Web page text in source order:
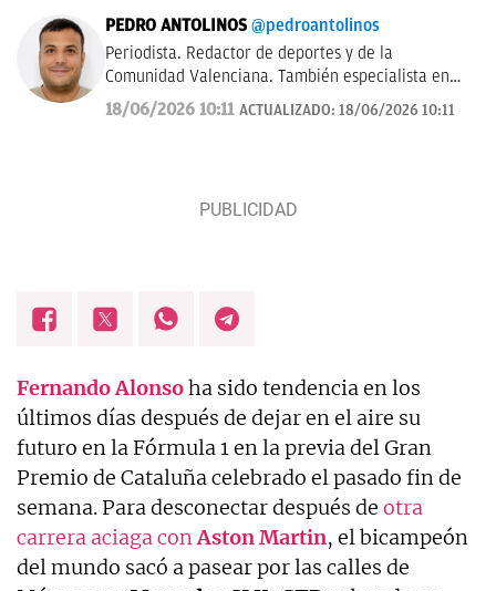
PEDRO ANTOLINOS @pedroantolinos
Periodista. Redactor de deportes y de la
Comunidad Valenciana. También especialista en
SEO. En OKDIARIO desde 2017.
18/06/2026 10:11 ACTUALIZADO: 18/06/2026 10:11
Fernando Alonsoha sido tendencia en los
últimos días después de dejar en el aire su
futuro en la Fórmula 1 en la previa del Gran
Premio de Cataluña celebrado el pasado fin de
semana. Para desconectar después de otra
carrera aciaga conAston Martin, el bicampeón
del mundo sacó a pasear por las calles de